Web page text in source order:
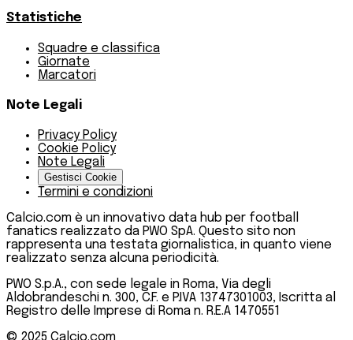
Statistiche
Squadre e classifica
Giornate
Marcatori
Note Legali
Privacy Policy
Cookie Policy
Note Legali
Gestisci Cookie
Termini e condizioni
Calcio.com è un innovativo data hub per football
fanatics realizzato da PWO SpA. Questo sito non
rappresenta una testata giornalistica, in quanto viene
realizzato senza alcuna periodicità.
PWO S.p.A., con sede legale in Roma, Via degli
Aldobrandeschi n. 300, C.F. e P.IVA 13747301003, Iscritta al
Registro delle Imprese di Roma n. R.E.A 1470551